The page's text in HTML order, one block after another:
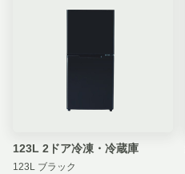
123L 2ドア冷凍・冷蔵庫
123L ブラック